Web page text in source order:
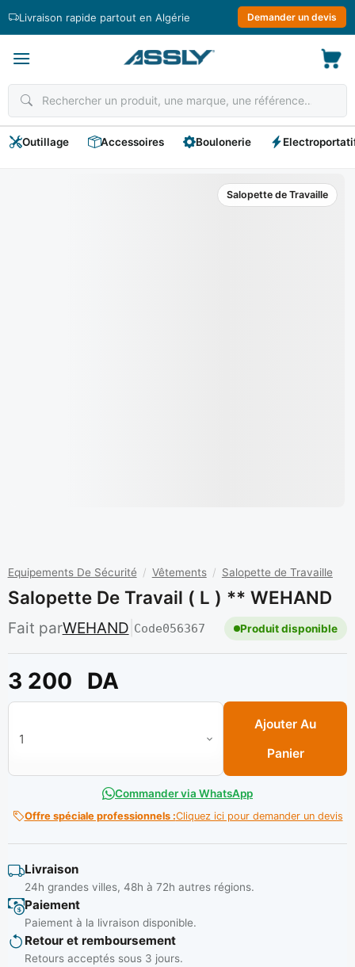
Livraison rapide partout en Algérie Demander un devis
Outillage Accessoires Boulonerie
Salopette de Travaille
Equipements De Sécurité / Vêtements / Salopette de Travaille
Salopette De Travail ( L ) ** WEHAND
Fait parWEHAND Code056367 Produit disponible
3 200 DA
quantité de Salopette De Travail ( L ) ** WEHAND
Ajouter Au
Panier
Commander via WhatsApp
Offre spéciale professionnels :Cliquez ici pour demander un devis
Livraison
24h grandes villes, 48h à 72h autres régions.
Paiement
Paiement à la livraison disponible.
Retour et remboursement
Retours acceptés sous 3 jours.